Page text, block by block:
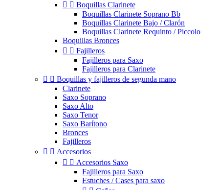
  Boquillas Clarinete
Boquillas Clarinete Soprano Bb
Boquillas Clarinete Bajo / Clarón
Boquillas Clarinete Requinto / Piccolo
Boquillas Bronces
  Fajilleros
Fajilleros para Saxo
Fajilleros para Clarinete
  Boquillas y fajilleros de segunda mano
Clarinete
Saxo Soprano
Saxo Alto
Saxo Tenor
Saxo Barítono
Bronces
Fajilleros
  Accesorios
  Accesorios Saxo
Fajilleros para Saxo
Estuches / Cases para saxo